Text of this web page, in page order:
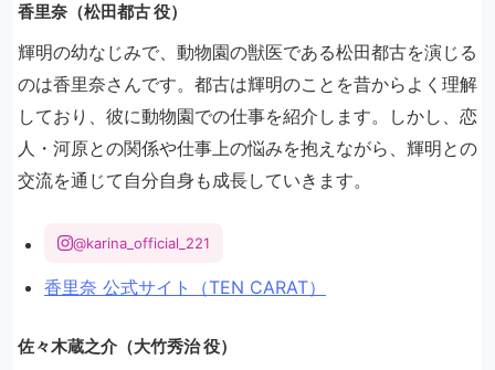
香里奈（松田都古 役）
輝明の幼なじみで、動物園の獣医である松田都古を演じる
のは香里奈さんです。都古は輝明のことを昔からよく理解
しており、彼に動物園での仕事を紹介します。しかし、恋
人・河原との関係や仕事上の悩みを抱えながら、輝明との
交流を通じて自分自身も成長していきます。
@karina_official_221
香里奈 公式サイト（TEN CARAT）
佐々木蔵之介（大竹秀治 役）